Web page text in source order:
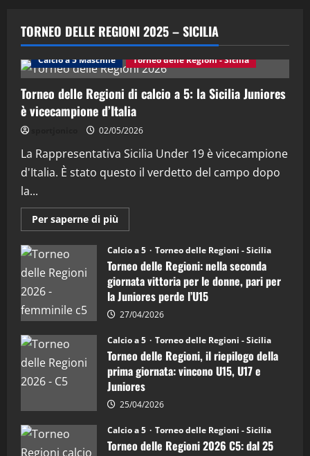
2
“SportEmpire” in Podcast: 29^ Puntata
(Martedi 28 Aprile 2026)
28/04/2026
3
"SportEmpire" in Podcast
“SportEmpire” in Podcast: 28^ Puntata
(Martedi 21 Aprile 2026)
21/04/2026
4
“SportEmpire” in Podcast: 27^ Puntata
(Martedi 14 Aprile 2026)
5
"SportEmpire" in Podcast
“SportEmpire” in Podcast: 26^ Puntata
(Martedi 07 Aprile 2026)
TORNEO DELLE REGIONI 2025 – SICILIA
Calcio a 5 Maschile Torneo delle Regioni - Sicilia
Torneo delle Regioni di calcio a 5: la Sicilia Juniores
è vicecampione d’Italia
02/05/2026
La Rappresentativa Sicilia Under 19 è vicecampione
d'Italia. È stato questo il verdetto del campo dopo
la...
Per saperne di più
informazioni
Torneo
delle
Regioni
di
calcio
a
5:
la
Juniores
è
vicecampione
d’Italia
Calcio a 5 Torneo delle Regioni - Sicilia
Torneo delle Regioni: nella seconda
giornata vittoria per le donne, pari per
la Juniores perde l’U15
27/04/2026
Calcio a 5 Torneo delle Regioni - Sicilia
Torneo delle Regioni, il riepilogo della
prima giornata: vincono U15, U17 e
Juniores
25/04/2026
Calcio a 5 Torneo delle Regioni - Sicilia
Torneo delle Regioni 2026 C5: dal 25